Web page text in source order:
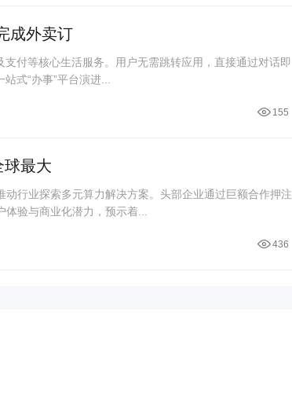
成外卖订
付等核心生活服务。用户无需跳转应用，直接通过对话即
式“办事”平台演进...
155
球最大
行业探索多元算力解决方案。头部企业通过巨额合作押注
验与商业化潜力，预示着...
436